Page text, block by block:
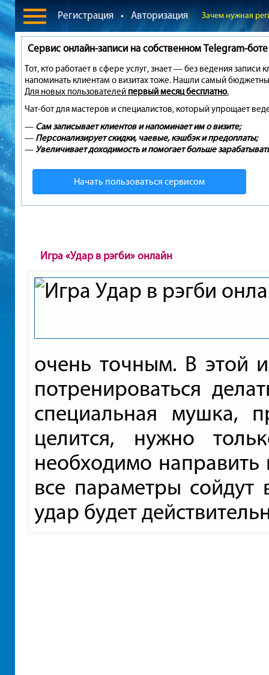
Регистрация • Авторизация Зачем нужная
Сервис онлайн-записи на собственном Telegram-боте
Тот, кто работает в сфере услуг, знает — без ведения
напоминать клиентам о визитах тоже. Нашли самый
Для новых пользователей первый месяц бесплатно.
Чат-бот для мастеров и специалистов, который упрощает
— Сам записывает клиентов и напоминает им о визите;
— Персонализирует скидки, чаевые, кэшбэк и предоплаты;
—Увеличивает доходимость и помогает больше
Начать пользоваться сервисом
Игра «Удар в рэгби» онлайн
очень точным. В этой
потренироваться
специальная мушка,
целится, нужно
необходимо направить
все параметры сойдут
удар будет